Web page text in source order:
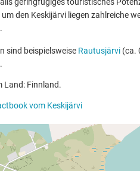
den Keskijärvi liegen zahlreiche
sind beispielsweise Rautusjärvi (ca.
Land: Finnland.
vom Keskijärvi